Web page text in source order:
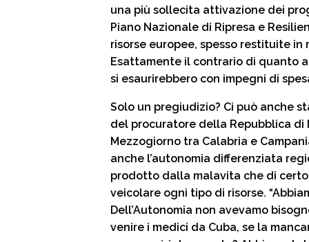
una più sollecita attivazione dei
Piano Nazionale di Ripresa e
risorse europee, spesso restituite
Esattamente il contrario di quanto
si esaurirebbero con impegni di
Solo un pregiudizio? Ci può anche
del procuratore della Repubblica di
Mezzogiorno tra Calabria e
anche l’autonomia differenziata
prodotto dalla malavita che di
veicolare ogni tipo di risorse.
Dell’Autonomia non avevamo
venire i medici da Cuba, se la